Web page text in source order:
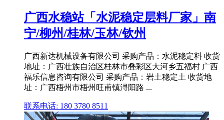
广西水稳站「水泥稳定层料厂家」南
宁/柳州/桂林/玉林/钦州
广西新达机械设备有限公司 采购产品：水泥稳定料 收货
地址：广西壮族自治区桂林市叠彩区大河乡五福村 广西
福乐信息咨询有限公司 采购产品：岩土稳定土 收货地
址：广西梧州市梧州旺甫镇浔阳路 ...
联系电话: 180 3780 8511